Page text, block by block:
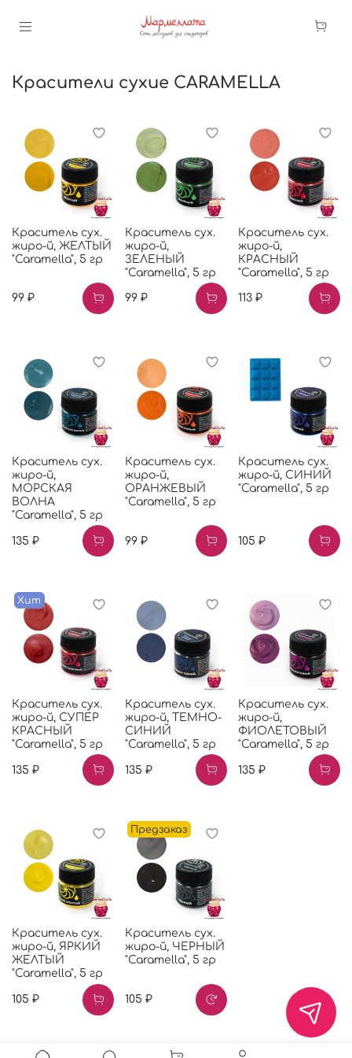
Красители сухие CARAMELLA
Краситель сух.
жиро-й, ЖЕЛТЫЙ
"Caramella", 5 гр
99 ₽
Краситель сух.
жиро-й,
ЗЕЛЕНЫЙ
"Caramella", 5 гр
99 ₽
Краситель сух.
жиро-й,
КРАСНЫЙ
"Caramella", 5 гр
113 ₽
Краситель сух.
жиро-й,
МОРСКАЯ
ВОЛНА
"Caramella", 5 гр
135 ₽
Краситель сух.
жиро-й,
ОРАНЖЕВЫЙ
"Caramella", 5 гр
99 ₽
Краситель сух.
жиро-й, СИНИЙ
"Caramella", 5 гр
105 ₽
Хит
Краситель сух.
жиро-й, СУПЕР
КРАСНЫЙ
"Caramella", 5 гр
135 ₽
Краситель сух.
жиро-й, ТЕМНО-
СИНИЙ
"Caramella", 5 гр
135 ₽
Краситель сух.
жиро-й,
ФИОЛЕТОВЫЙ
"Caramella", 5 гр
135 ₽
Краситель сух.
жиро-й, ЯРКИЙ
ЖЕЛТЫЙ
"Caramella", 5 гр
105 ₽
Предзаказ
Краситель сух.
жиро-й, ЧЕРНЫЙ
"Caramella", 5 гр
105 ₽